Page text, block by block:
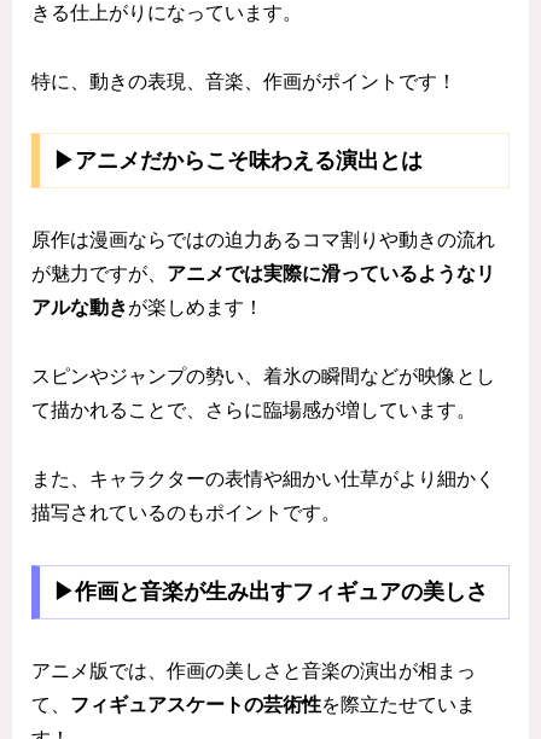
きる仕上がりになっています。
特に、動きの表現、音楽、作画がポイントです！
▶アニメだからこそ味わえる演出とは
原作は漫画ならではの迫力あるコマ割りや動きの流れ
が魅力ですが、 アニメでは実際に滑っているようなリ
アルな動きが楽しめます！
スピンやジャンプの勢い、着氷の瞬間などが映像とし
て描かれることで、さらに臨場感が増しています。
また、キャラクターの表情や細かい仕草がより細かく
描写されているのもポイントです。
▶作画と音楽が生み出すフィギュアの美しさ
アニメ版では、作画の美しさと音楽の演出が相まっ
て、 フィギュアスケートの芸術性を際立たせていま